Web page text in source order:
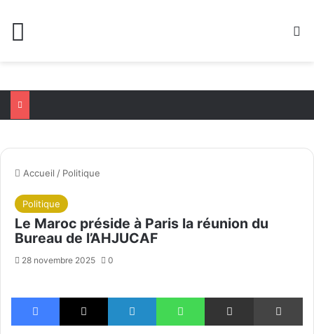
Accueil / Politique
Politique
Le Maroc préside à Paris la réunion du
Bureau de l’AHJUCAF
28 novembre 2025 0
Facebook X Linkedin WhatsApp Partager par email